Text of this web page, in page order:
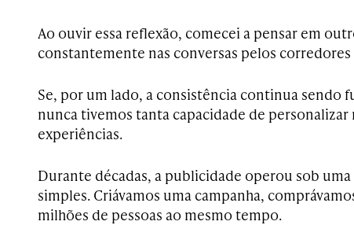
Ao ouvir essa reflexão, comecei a pensar em
constantemente nas conversas pelos corredores
Se, por um lado, a consistência continua sendo
nunca tivemos tanta capacidade de personalizar
experiências.
Durante décadas, a publicidade operou sob
simples. Criávamos uma campanha,
milhões de pessoas ao mesmo tempo.